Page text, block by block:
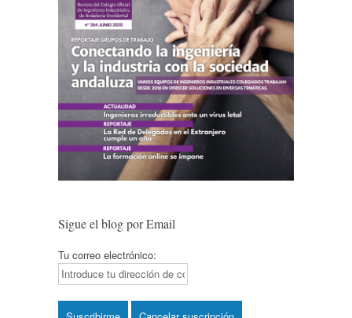
Sigue el blog por Email
Tu correo electrónico: